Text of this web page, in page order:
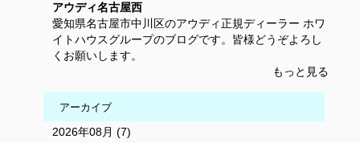
アウディ名古屋西
愛知県名古屋市中川区のアウディ正規ディーラー ホワ
イトハウスグループのブログです。皆様どうぞよろし
くお願いします。
もっと見る
アーカイブ
2026年08月 (7)